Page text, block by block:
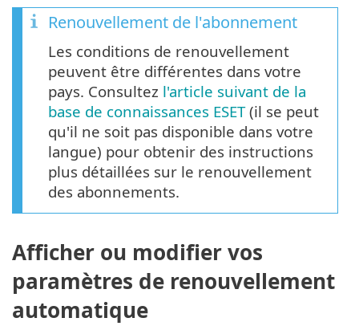
Renouvellement de l'abonnement
Les conditions de renouvellement
peuvent être différentes dans votre
pays. Consultez l'article suivant de la
base de connaissances ESET(il se peut
qu'il ne soit pas disponible dans votre
langue) pour obtenir des instructions
plus détaillées sur le renouvellement
des abonnements.
Afficher ou modifier vos
paramètres de renouvellement
automatique